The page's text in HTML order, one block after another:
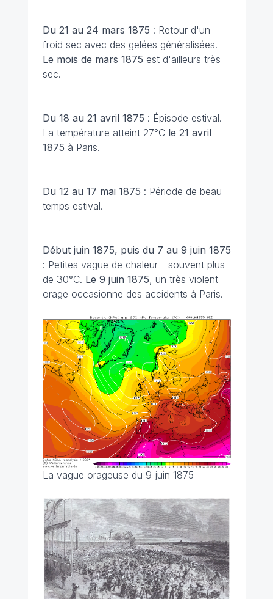
Du 21 au 24 mars 1875 : Retour d'un
froid sec avec des gelées généralisées.
Le mois de mars 1875 est d'ailleurs très
sec.
Du 18 au 21 avril 1875 : Épisode estival.
La température atteint 27°C le 21 avril
1875 à Paris.
Du 12 au 17 mai 1875 : Période de beau
temps estival.
Début juin 1875, puis du 7 au 9 juin 1875
: Petites vague de chaleur - souvent plus
de 30°C. Le 9 juin 1875, un très violent
orage occasionne des accidents à Paris.
La vague orageuse du 9 juin 1875